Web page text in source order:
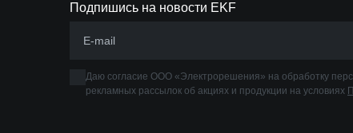
Подпишись на новости EKF
Даю согласие ООО «Электрорешения» на обработку
рекламных рассылок об акциях и продукции на условиях